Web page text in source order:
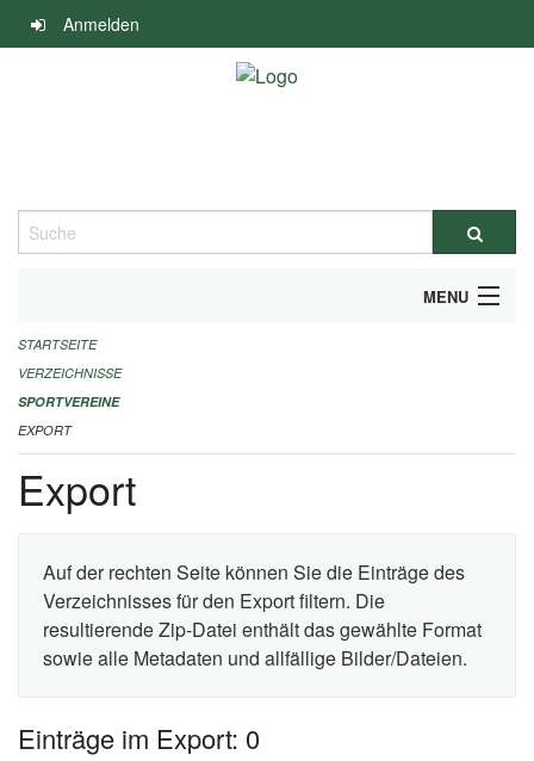
Navigation
überspringen
Anmelden
Suche
MENU
ALLGEMEINE INFORMATIONEN
FINANZIELLE UNTERSTÜTZUNG BENÖTIGT?
KONTAKT
STARTSEITE
VERZEICHNISSE
SPORTVEREINE
EXPORT
Export
Auf der rechten Seite können Sie die Einträge des
Verzeichnisses für den Export filtern. Die
resultierende Zip-Datei enthält das gewählte Format
sowie alle Metadaten und allfällige Bilder/Dateien.
Einträge im Export: 0